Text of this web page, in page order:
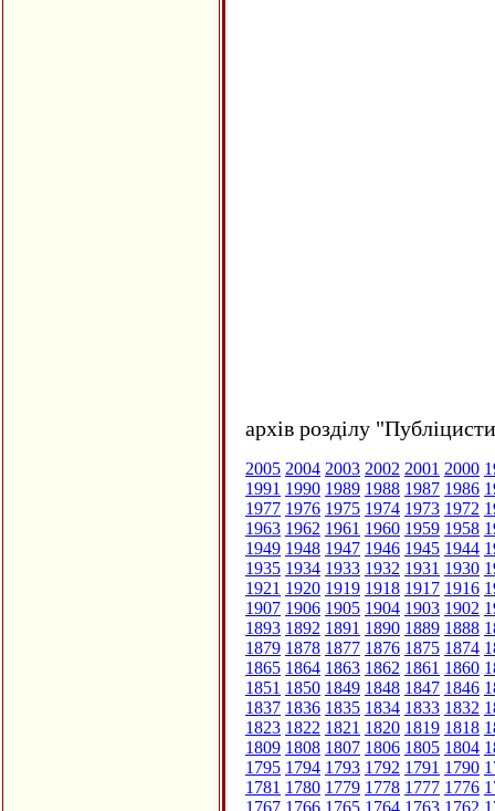
архів розділу
2005 2004 2003 2002 2001 2000
1991 1990 1989 1988 1987 1986
1977 1976 1975 1974 1973 1972
1963 1962 1961 1960 1959 1958
1949 1948 1947 1946 1945 1944
1935 1934 1933 1932 1931 1930
1921 1920 1919 1918 1917 1916
1907 1906 1905 1904 1903 1902
1893 1892 1891 1890 1889 1888
1879 1878 1877 1876 1875 1874
1865 1864 1863 1862 1861 1860
1851 1850 1849 1848 1847 1846
1837 1836 1835 1834 1833 1832
1823 1822 1821 1820 1819 1818
1809 1808 1807 1806 1805 1804
1795 1794 1793 1792 1791 1790
1781 1780 1779 1778 1777 1776